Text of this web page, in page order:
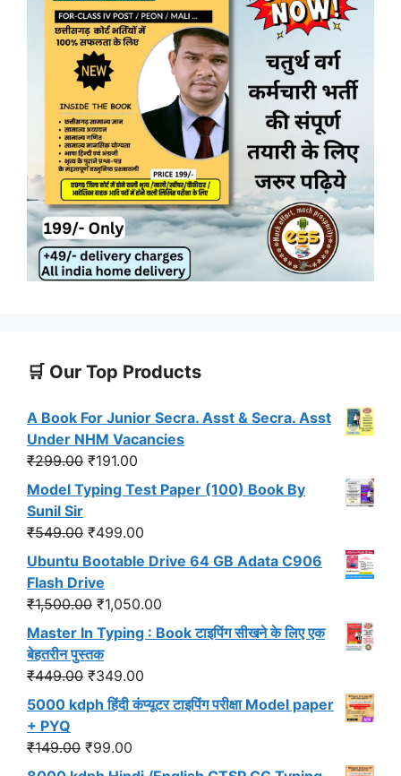
🛒 Our Top Products
A Book For Junior Secra. Asst & Secra. Asst
Under NHM Vacancies
₹299.00 Original
price
was:
₹299.00.
₹191.00
price
is:
₹191.00.
Model Typing Test Paper (100) Book By
Sunil Sir
₹549.00 Original
price
was:
₹549.00.
₹499.00
price
is:
₹499.00.
Ubuntu Bootable Drive 64 GB Adata C906
Flash Drive
₹1,500.00 Original
price
was:
₹1,500.00.
₹1,050.00
price
is:
Master In Typing : Book टाइपिंग सीखने के लिए एक
बेहतरीन पुस्तक
₹449.00 Original
price
was:
₹449.00.
₹349.00
price
is:
5000 kdph हिंदी कंप्यूटर टाइपिंग परीक्षा Model paper
+ PYQ
₹149.00 Original
price
₹99.00
price